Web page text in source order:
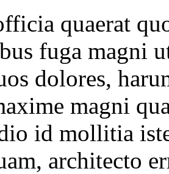
quaerat
fuga magni
dolores,
magni
id mollitia
architecto